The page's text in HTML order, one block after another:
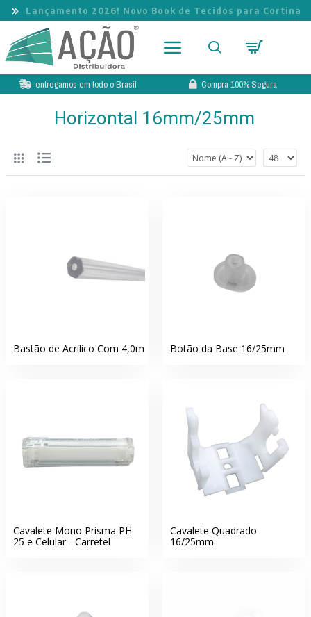
Lançamento 2026! Novo Book de Tecidos para Cortina
entregamos em todo o Brasil Compra 100% Segura
Horizontal 16mm/25mm
Bastão de Acrílico Com 4,0m Botão da Base 16/25mm
Cavalete Mono Prisma PH
25 e Celular - Carretel
Cavalete Quadrado
16/25mm